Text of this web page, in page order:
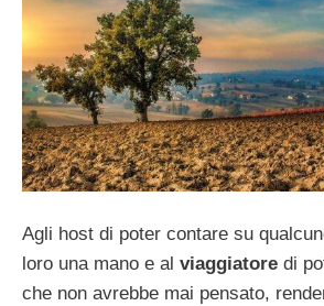
Agli host di poter contare su
loro una mano e al viaggiatore di
che non avrebbe mai pensato,